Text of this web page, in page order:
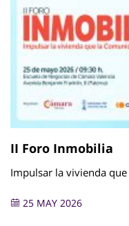
II Foro Inmobilia
Impulsar la vivienda
25 MAY 2026